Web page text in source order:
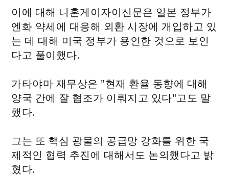
이에 대해 니혼게이자이신문은 일본 정부가
엔화 약세에 대응해 외환 시장에 개입하고 있
는 데 대해 미국 정부가 용인한 것으로 보인
다고 풀이했다.
가타야마 재무상은 "현재 환율 동향에 대해
양국 간에 잘 협조가 이뤄지고 있다"고도 말
했다.
그는 또 핵심 광물의 공급망 강화를 위한 국
제적인 협력 추진에 대해서도 논의했다고 밝
혔다.